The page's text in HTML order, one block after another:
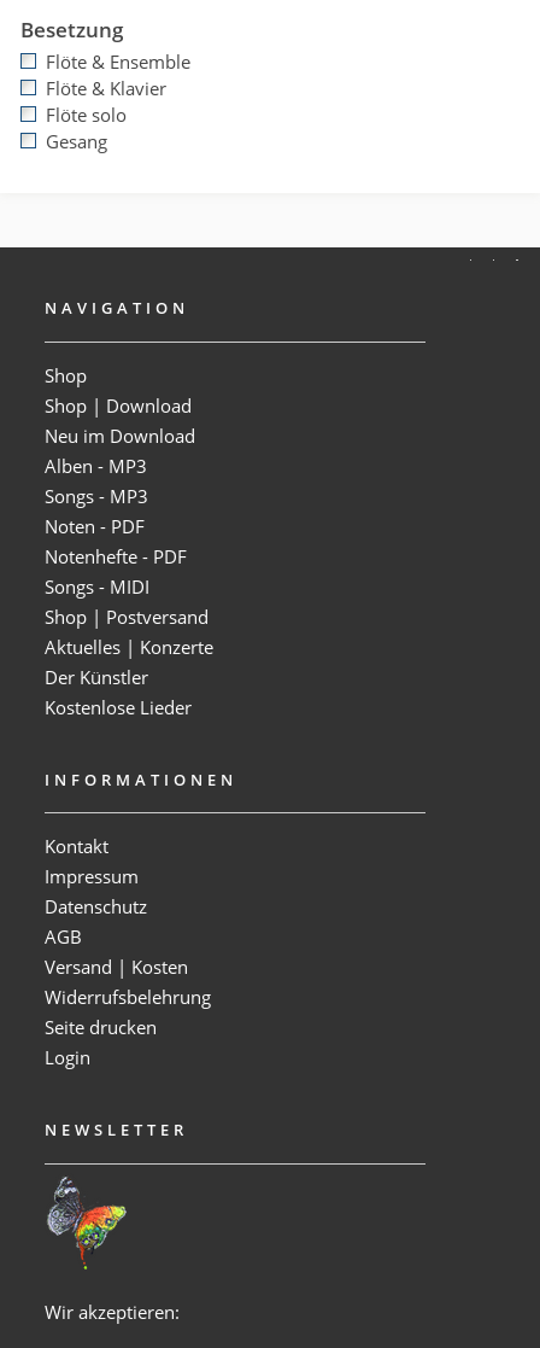
Besetzung
Flöte & Ensemble
Flöte & Klavier
Flöte solo
Gesang
NAVIGATION
Shop
Shop | Download
Neu im Download
Alben - MP3
Songs - MP3
Noten - PDF
Notenhefte - PDF
Songs - MIDI
Shop | Postversand
Aktuelles | Konzerte
Der Künstler
Kostenlose Lieder
INFORMATIONEN
Kontakt
Impressum
Datenschutz
AGB
Versand | Kosten
Widerrufsbelehrung
Seite drucken
Login
NEWSLETTER
Wir akzeptieren: